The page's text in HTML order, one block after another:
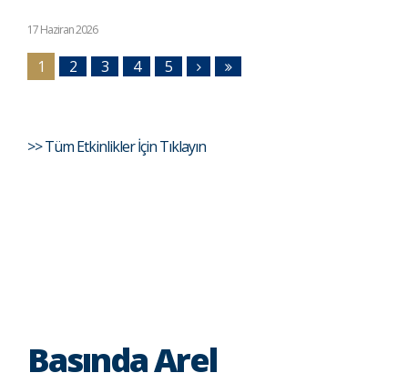
17 Haziran 2026
1 2 3 4 5
>> Tüm Etkinlikler İçin Tıklayın
Basında Arel